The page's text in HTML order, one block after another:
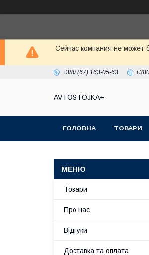
Сейчас компания не может
+380 (67) 163-05-63
AVTOSTOJKA+
ГОЛОВНА ТОВАРИ
Товари
Про нас
Відгуки
Доставка та оплата